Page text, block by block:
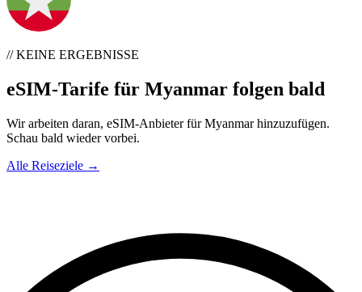
// KEINE ERGEBNISSE
eSIM-Tarife für Myanmar folgen bald
Wir arbeiten daran, eSIM-Anbieter für Myanmar hinzuzufügen.
Schau bald wieder vorbei.
Alle Reiseziele →